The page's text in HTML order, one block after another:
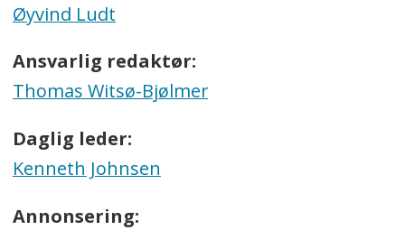
Øyvind Ludt
Ansvarlig redaktør:
Thomas Witsø-Bjølmer
Daglig leder:
Kenneth Johnsen
Annonsering: